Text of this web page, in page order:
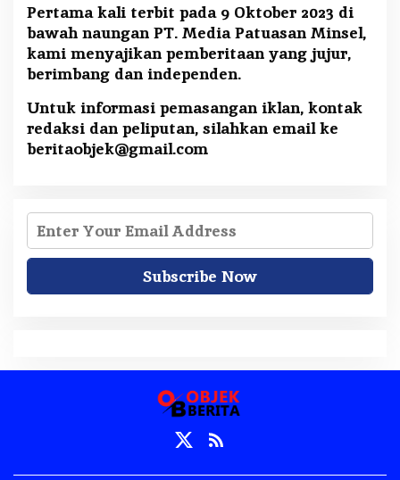
Pertama kali terbit pada 9 Oktober 2023 di
bawah naungan PT. Media Patuasan Minsel,
kami menyajikan pemberitaan yang jujur,
berimbang dan independen.
Untuk informasi pemasangan iklan, kontak
redaksi dan peliputan, silahkan email ke
beritaobjek@gmail.com